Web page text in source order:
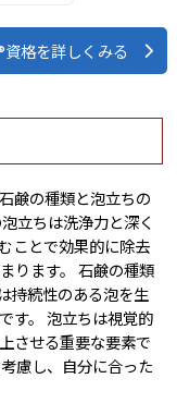
格を詳しくみる
鹸の種類と泡立ちの
立ちは洗浄力と深く
ことで効果的に除去
ります。 石鹸の種類
持続性のある泡を生
す。 泡立ちは視覚的
させる重要な要素で
慮し、自分に合った